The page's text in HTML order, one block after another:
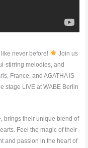
never before!
Join us
stirring melodies, and
France, and AGATHA IS
stage LIVE at WABE Berlin
brings their unique blend of
Feel the magic of their
and passion in the heart of